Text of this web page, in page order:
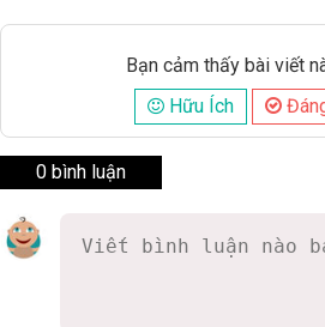
Bạn cảm thấy bài viết
Hữu Ích
0 bình luận